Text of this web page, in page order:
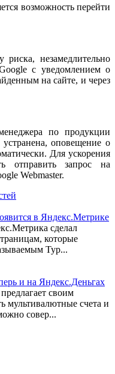
возможность перейти
незамедлительно
с уведомлением о
на сайте, и через
по продукции
оповещение о
Для ускорения
отправить запрос на
Webmaster.
в Яндекс.Метрике
сделал
которые
Тур...
и на Яндекс.Деньгах
своим
мультивалютные счета и
совер...